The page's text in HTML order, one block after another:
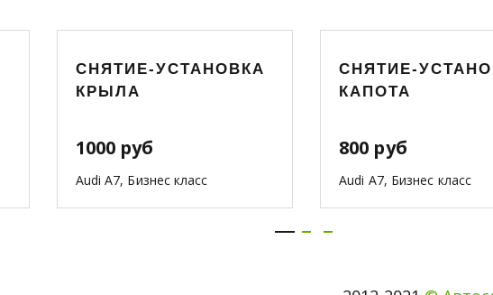
СНЯТИЕ-УСТАНОВКА
КРЫЛА
1000 руб
Audi A7, Бизнес класс
СНЯТИЕ-
КАПОТА
800 руб
Audi A7, Бизнес класс